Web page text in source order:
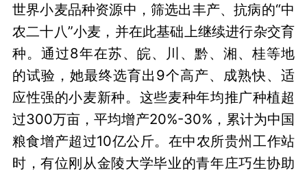
世界小麦品种资源中，筛选出丰产、抗病的“中
农二十八”小麦，并在此基础上继续进行杂交育
种。通过8年在苏、皖、川、黔、湘、桂等地
的试验，她最终选育出9个高产、成熟快、适
应性强的小麦新种。这些麦种年均推广种植超
过300万亩，平均增产20%-30%，累计为中国
粮食增产超过10亿公斤。在中农所贵州工作站
时，有位刚从金陵大学毕业的青年庄巧生协助